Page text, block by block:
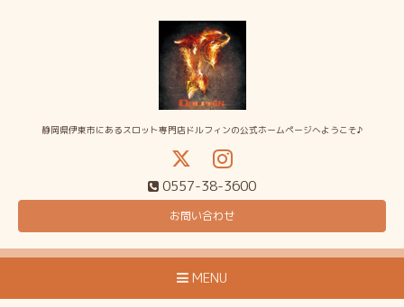
静岡県伊東市にあるスロット専門店ドルフィンの公式ホームページへようこそ♪
0557-38-3600
お問い合わせ
MENU